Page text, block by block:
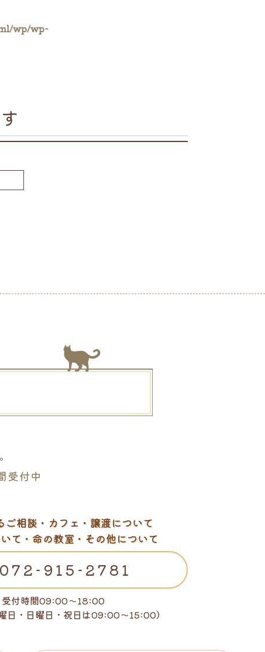
wp/wp-
受付中
ご相談・カフェ・譲渡について
て・命の教室・その他について
072-915-2781
受付時間09:00～18:00
日・日曜日・祝日は09:00～15:00）